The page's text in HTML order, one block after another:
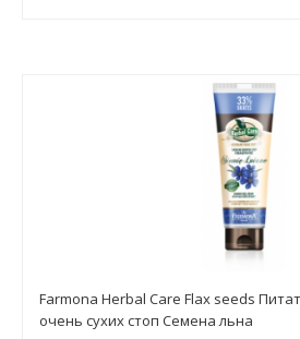
Farmona Herbal Care Flax seeds
очень сухих стоп Семена льна